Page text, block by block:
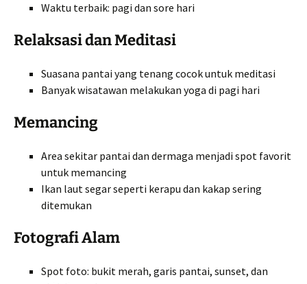
Waktu terbaik: pagi dan sore hari
Relaksasi dan Meditasi
Suasana pantai yang tenang cocok untuk meditasi
Banyak wisatawan melakukan yoga di pagi hari
Memancing
Area sekitar pantai dan dermaga menjadi spot favorit
untuk memancing
Ikan laut segar seperti kerapu dan kakap sering
ditemukan
Fotografi Alam
Spot foto: bukit merah, garis pantai, sunset, dan